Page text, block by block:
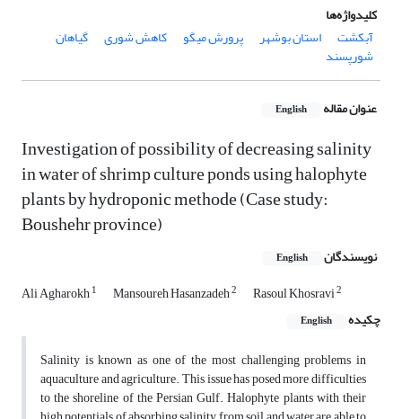
کلیدواژه‌ها
آبکشت
استان بوشهر پرورش میگو کاهش شوری گیاهان
شورپسند
عنوان مقاله English
Investigation of possibility of decreasing salinity
in water of shrimp culture ponds using halophyte
plants by hydroponic methode (Case study:
Boushehr province)
نویسندگان English
Ali Agharokh1 Mansoureh Hasanzadeh2 Rasoul Khosravi2
چکیده English
Salinity is known as one of the most challenging problems in
aquaculture and agriculture. This issue has posed more difficulties
to the shoreline of the Persian Gulf. Halophyte plants with their